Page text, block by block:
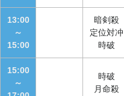
13:00
～
15:00
暗剣殺
定位対冲
時破
15:00
～
時破
月命殺